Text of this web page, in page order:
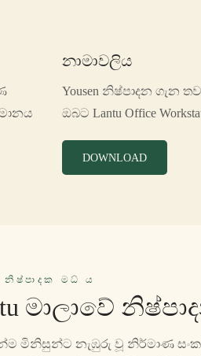
නාමාවලිය
Yousen නිෂ්පාදන ගැන
ඔබට Lantu Office
DOWNLOAD
නිෂ්පාදක මධ් ය
මාලාවේ
මිනිසුන්ට නැඹුරු වූ නිර්මාණ